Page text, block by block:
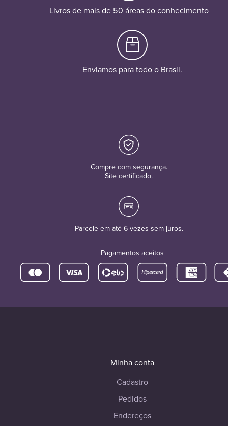
Livros de mais de 50 áreas do conhecimento
Enviamos para todo o Brasil.
Compre com segurança.
Site certificado.
Parcele em até 6 vezes sem juros.
Pagamentos aceitos
Minha conta
Cadastro
Pedidos
Endereços